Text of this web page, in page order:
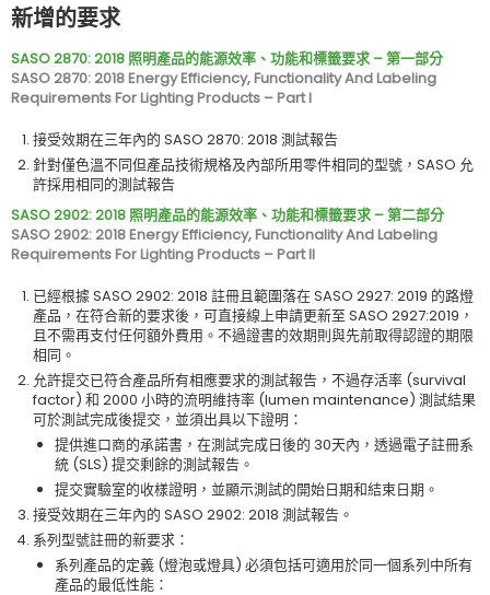
新增的要求
SASO 2870: 2018 照明產品的能源效率、功能和標籤要求 – 第一部分
SASO 2870: 2018 Energy Efficiency, Functionality And Labeling
Requirements For Lighting Products – Part I
接受效期在三年內的 SASO 2870: 2018 測試報告
針對僅色溫不同但產品技術規格及內部所用零件相同的型號，SASO 允
許採用相同的測試報告
SASO 2902: 2018 照明產品的能源效率、功能和標籤要求 – 第二部分
SASO 2902: 2018 Energy Efficiency, Functionality And Labeling
Requirements For Lighting Products – Part II
已經根據 SASO 2902: 2018 註冊且範圍落在 SASO 2927: 2019 的路燈
產品，在符合新的要求後，可直接線上申請更新至 SASO 2927:2019，
且不需再支付任何額外費用。不過證書的效期則與先前取得認證的期限
相同。
允許提交已符合產品所有相應要求的測試報告，不過存活率 (survival
factor) 和 2000 小時的流明維持率 (lumen maintenance) 測試結果
可於測試完成後提交，並須出具以下證明：
提供進口商的承諾書，在測試完成日後的 30天內，透過電子註冊系
統 (SLS) 提交剩餘的測試報告。
提交實驗室的收樣證明，並顯示測試的開始日期和結束日期。
接受效期在三年內的 SASO 2902: 2018 測試報告。
系列型號註冊的新要求：
系列產品的定義 (燈泡或燈具) 必須包括可適用於同一個系列中所有
產品的最低性能：